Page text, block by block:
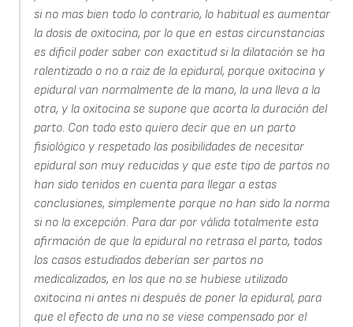
si no mas bien todo lo contrario, lo habitual es aumentar
la dosis de oxitocina, por lo que en estas circunstancias
es dificil poder saber con exactitud si la dilatación se ha
ralentizado o no a raiz de la epidural, porque oxitocina y
epidural van normalmente de la mano, la una lleva a la
otra, y la oxitocina se supone que acorta la duración del
parto. Con todo esto quiero decir que en un parto
fisiológico y respetado las posibilidades de necesitar
epidural son muy reducidas y que este tipo de partos no
han sido tenidos en cuenta para llegar a estas
conclusiones, simplemente porque no han sido la norma
si no la excepción. Para dar por válida totalmente esta
afirmación de que la epidural no retrasa el parto, todos
los casos estudiados deberían ser partos no
medicalizados, en los que no se hubiese utilizado
oxitocina ni antes ni después de poner la epidural, para
que el efecto de una no se viese compensado por el